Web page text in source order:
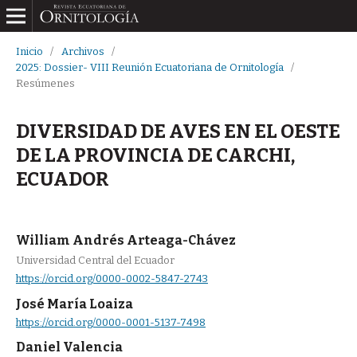
Inicio / Archivos
/
2025: Dossier- VIII Reunión Ecuatoriana de Ornitología
/
Resúmenes
DIVERSIDAD DE AVES EN EL OESTE
DE LA PROVINCIA DE CARCHI,
ECUADOR
William Andrés Arteaga-Chávez
Universidad Central del Ecuador
https://orcid.org/0000-0002-5847-2743
José María Loaiza
https://orcid.org/0000-0001-5137-7498
Daniel Valencia